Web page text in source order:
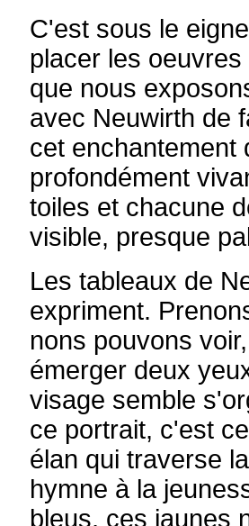
C'est sous le
placer les
que nous
avec Neuwirth de
cet enchantement
profondément
toiles et chacune
visible, presque
Les tableaux de
expriment.
nons pouvons
émerger deux
visage semble
ce portrait, c'est
élan qui traverse
hymne à la
bleus, ces jaunes